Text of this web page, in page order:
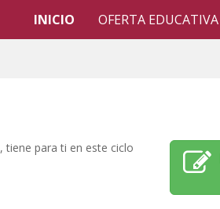
INICIO OFERTA EDUCATIVA
, tiene para ti en este ciclo